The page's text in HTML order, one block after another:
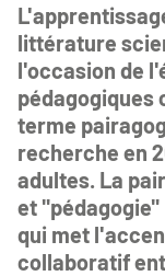
littérature
l'occasion de
pédagogiques
terme
recherche en
adultes. La
et
qui met
collaboratif